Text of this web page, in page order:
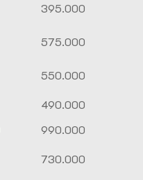
395.000
575.000
550.000
490.000
990.000
730.000